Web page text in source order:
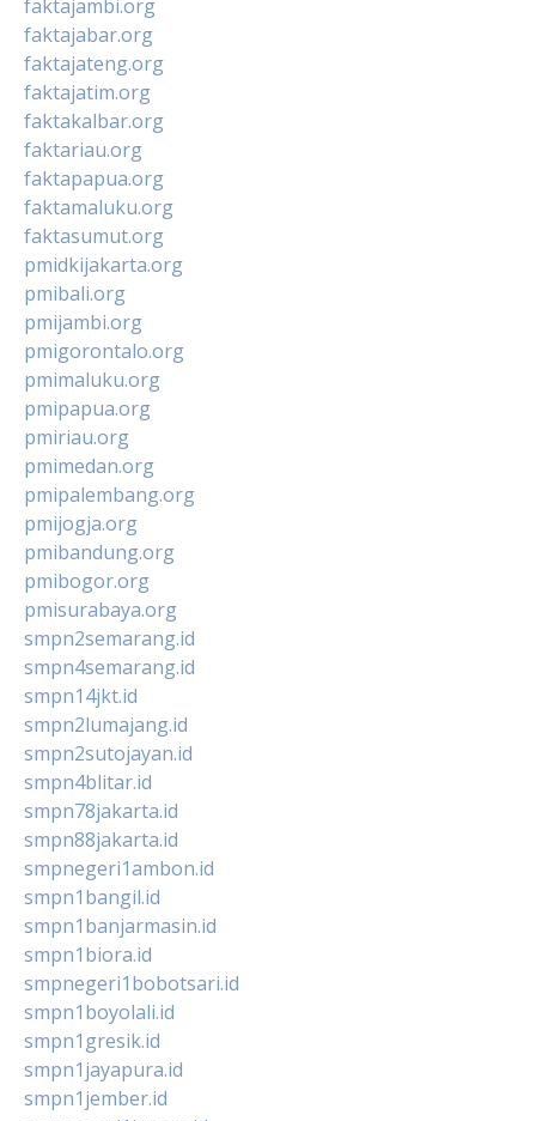
faktajambi.org
faktajabar.org
faktajateng.org
faktajatim.org
faktakalbar.org
faktariau.org
faktapapua.org
faktamaluku.org
faktasumut.org
pmidkijakarta.org
pmibali.org
pmijambi.org
pmigorontalo.org
pmimaluku.org
pmipapua.org
pmiriau.org
pmimedan.org
pmipalembang.org
pmijogja.org
pmibandung.org
pmibogor.org
pmisurabaya.org
smpn2semarang.id
smpn4semarang.id
smpn14jkt.id
smpn2lumajang.id
smpn2sutojayan.id
smpn4blitar.id
smpn78jakarta.id
smpn88jakarta.id
smpnegeri1ambon.id
smpn1bangil.id
smpn1banjarmasin.id
smpn1biora.id
smpnegeri1bobotsari.id
smpn1boyolali.id
smpn1gresik.id
smpn1jayapura.id
smpn1jember.id